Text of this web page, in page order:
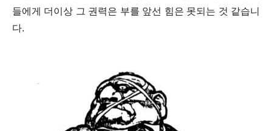
들에게 더이상 그 권력은 부를 앞선 힘은 못되는 것 같습니
다.